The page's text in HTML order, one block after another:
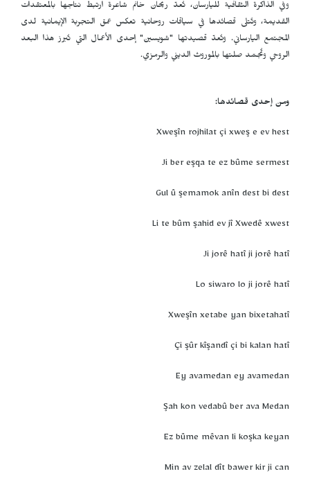
وفي الذاكرة الثقافية لليارسان، تُعدّ ريحان خانم شاعرة ارتبط نتاجها بالمعتقدات
القديمة، وتُتلى قصائدها في سياقات روحانية تعكس عمق التجربة الإيمانية لدى
المجتمع اليارساني. وتُعدّ قصيدتها "شويسين" إحدى الأعمال التي تُبرز هذا البعد
الروحي وتُجسّد صلتها بالموروث الديني والرمزي.
ومن إحدى قصائدها:
Xweşîn rojhilat çi xweş e ev hest
Ji ber eşqa te ez bûme sermest
Gul û şemamok anîn dest bi dest
Li te bûm şahid ev jî Xwedê xwest
Ji jorê hatî ji jorê hatî
Lo siwaro lo ji jorê hatî
Xweşîn xetabe yan bixetahatî
Çi şûr kîşandî çi bi kalan hatî
Ey avamedan ey avamedan
Şah kon vedabû ber ava Medan
Ez bûme mêvan li koşka keyan
Min av zelal dît bawer kir ji can